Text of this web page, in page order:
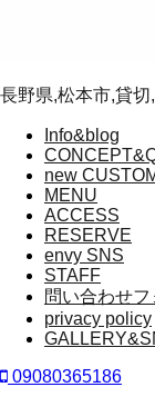
長野県,松本市,貸
Info&blog
new
MENU
ACCESS
RESERVE
envy SNS
STAFF
問い合わせフ
privacy policy
09080365186